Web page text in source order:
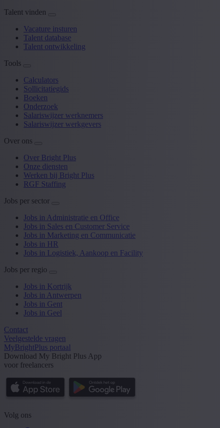
Talent vinden
Vacature insturen
Talent database
Talent ontwikkeling
Tools
Calculators
Sollicitatiegids
Boeken
Onderzoek
Salariswijzer werknemers
Salariswijzer werkgevers
Over ons
Over Bright Plus
Onze diensten
Werken bij Bright Plus
RGF Staffing
Jobs per sector
Jobs in Administratie en Office
Jobs in Sales en Customer Service
Jobs in Marketing en Communicatie
Jobs in HR
Jobs in Logistiek, Aankoop en Facility
Jobs per regio
Jobs in Kortrijk
Jobs in Antwerpen
Jobs in Gent
Jobs in Geel
Contact
Veelgestelde vragen
MyBrightPlus portaal
Download My Bright Plus App
voor freelancers
Volg ons